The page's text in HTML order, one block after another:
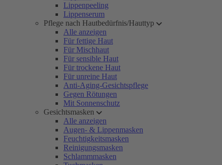
Lippenpeeling
Lippenserum
Pflege nach Hautbedürfnis/Hauttyp
Alle anzeigen
Für fettige Haut
Für Mischhaut
Für sensible Haut
Für trockene Haut
Für unreine Haut
Anti-Aging-Gesichtspflege
Gegen Rötungen
Mit Sonnenschutz
Gesichtsmasken
Alle anzeigen
Augen- & Lippenmasken
Feuchtigkeitsmasken
Reinigungsmasken
Schlammmasken